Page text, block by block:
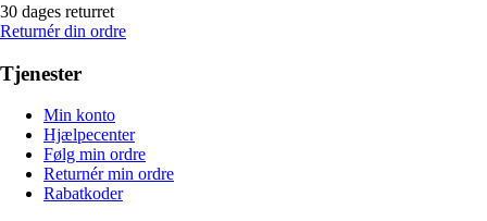
30 dages returret
Returnér din ordre
Tjenester
Min konto
Hjælpecenter
Følg min ordre
Returnér min ordre
Rabatkoder